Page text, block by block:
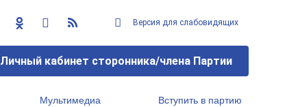
Версия для слабовидящих
Личный кабинет сторонника/члена Партии
Мультимедиа Вступить в партию